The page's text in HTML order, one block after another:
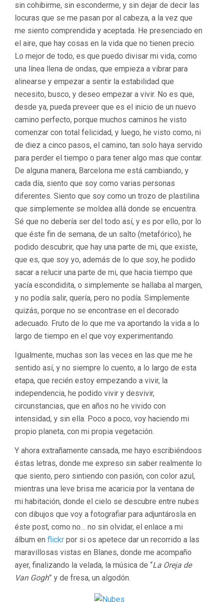
sin cohibirme, sin esconderme, y sin dejar de decir las
locuras que se me pasan por al cabeza, a la vez que
me siento comprendida y aceptada. He presenciado en
el aire, que hay cosas en la vida que no tienen precio.
Lo mejor de todo, es que puedo divisar mi vida, como
una línea llena de ondas, que empieza a vibrar para
alinearse y empezar a sentir la estabilidad que
necesito, busco, y deseo empezar a vivir. No es que,
desde ya, pueda preveer que es el inicio de un nuevo
camino perfecto, porque muchos caminos he visto
comenzar con total felicidad, y luego, he visto como, ni
de diez a cinco pasos, el camino, tan solo haya servido
para perder el tiempo o para tener algo mas que contar.
De alguna manera, Barcelona me está cambiando, y
cada día, siento que soy como varias personas
diferentes. Siento que soy como un trozo de plastilina
que simplemente se moldea allá donde se encuentra.
Sé que no debería ser del todo así, y es por ello, por lo
que éste fin de semana, de un salto (metafórico), he
podido descubrir, que hay una parte de mi, que existe,
que es, que soy yo, además de lo que soy, he podido
sacar a relucir una parte de mi, que hacia tiempo que
yacía escondidita, o simplemente se hallaba al margen,
y no podía salir, quería, pero no podía. Simplemente
quizás, porque no se encontrase en el decorado
adecuado. Fruto de lo que me va aportando la vida a lo
largo de tiempo en el que voy experimentando.
Igualmente, muchas son las veces en las que me he
sentido así, y no siempre lo cuento, a lo largo de esta
etapa, que recién estoy empezando a vivir, la
independencia, he podido vivir y desvivir,
circunstancias, que en años no he vivido con
intensidad, y sin ella. Poco a poco, voy haciendo mi
propio planeta, con mi propia vegetación.
Y ahora extrañamente cansada, me hayo escribiéndoos
éstas letras, donde me expreso sin saber realmente lo
que siento, pero sintiendo con pasión, con color azul,
mientras una leve brisa me acaricia por la ventana de
mi habitación, donde el cielo se descubre entre nubes
con dibujos que voy a fotografiar para adjuntárosla en
éste post, como no… no sin olvidar, el enlace a mi
álbum en flickr por si os apetece dar un recorrido a las
maravillosas vistas en Blanes, donde me acompaño
ayer, finalizando la velada, la música de “La Oreja de
Van Gogh” y de fresa, un algodón.